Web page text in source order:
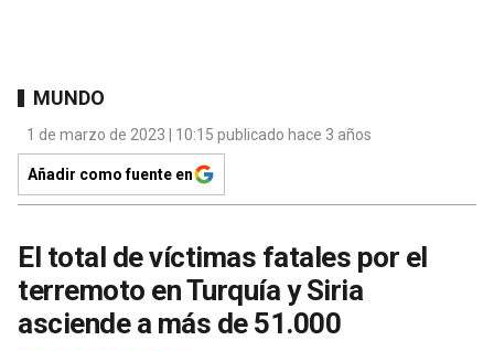
MUNDO
1 de marzo de 2023 | 10:15 publicado hace 3 años
Añadir como fuente en
El total de víctimas fatales por el
terremoto en Turquía y Siria
asciende a más de 51.000